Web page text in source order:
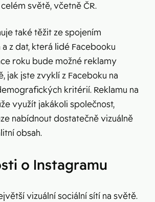
světě, včetně ČR.
také těžit ze spojením
z dat, která lidé Facebooku
roku bude možné reklamy
jak jste zvyklí z Faceboku na
kritérií. Reklamu na
využít jakákoli společnost,
nabídnout dostatečně vizuálně
obsah.
o Instagramu
vizuální sociální sítí na světě.